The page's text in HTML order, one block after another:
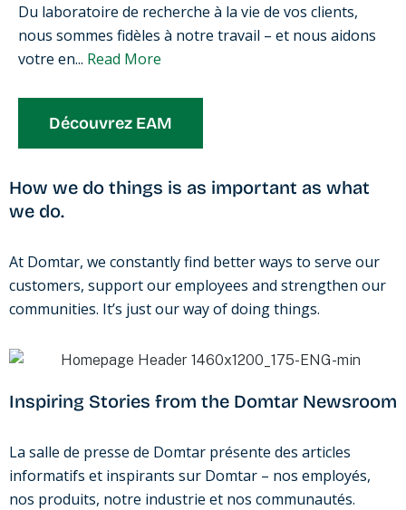
Du laboratoire de recherche à la vie de vos clients,
nous sommes fidèles à notre travail – et nous aidons
votre en... Read More
Découvrez EAM
How we do things is as important as what
we do.
At Domtar, we constantly find better ways to serve our
customers, support our employees and strengthen our
communities. It’s just our way of doing things.
Inspiring Stories from the Domtar Newsroom
La salle de presse de Domtar présente des articles
informatifs et inspirants sur Domtar – nos employés,
nos produits, notre industrie et nos communautés.